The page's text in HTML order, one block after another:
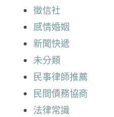
徵信社
感情婚姻
新聞快遞
未分類
民事律師推薦
民間債務協商
法律常識